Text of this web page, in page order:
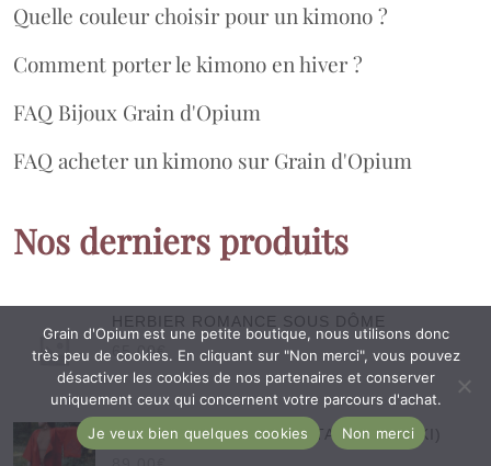
Quelle couleur choisir pour un kimono ?
Comment porter le kimono en hiver ?
FAQ Bijoux Grain d'Opium
FAQ acheter un kimono sur Grain d'Opium
Nos derniers produits
HERBIER ROMANCE SOUS DÔME
65.00€
VESTE DE KIMONO HINATA (MICHIYUKI)
Grain d'Opium est une petite boutique, nous utilisons donc
très peu de cookies. En cliquant sur "Non merci", vous pouvez
désactiver les cookies de nos partenaires et conserver
uniquement ceux qui concernent votre parcours d'achat.
Je veux bien quelques cookies
Non merci